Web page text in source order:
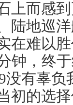
上而感
陆地巡
在难以
钟，终
没有辜
初的选